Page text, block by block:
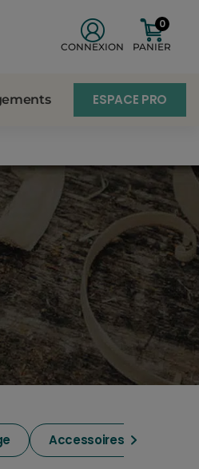
CONNEXION PANIER
0
ESPACE PRO
Accessoires dressing